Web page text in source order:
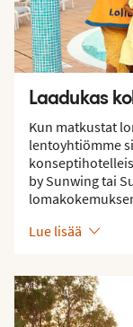
Laadukas
Kun matkustat
lentoyhtiömme
by Sunwing tai
Lue lisää